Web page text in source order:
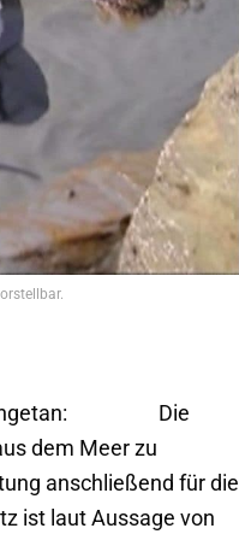
Die
dem Meer zu
anschließend für die
ist laut Aussage von